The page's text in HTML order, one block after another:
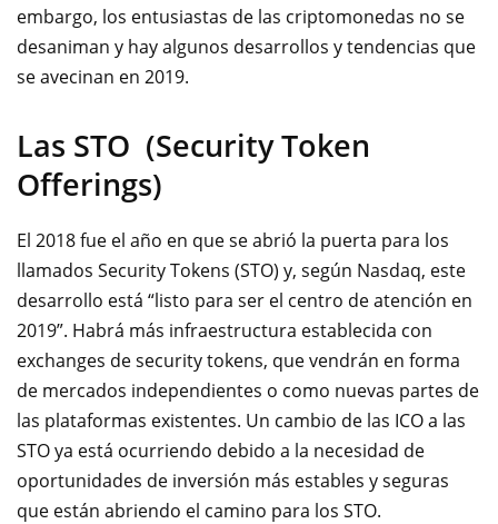
embargo, los entusiastas de las criptomonedas no se
desaniman y hay algunos desarrollos y tendencias que
se avecinan en 2019.
Las STO (Security Token
Offerings)
El 2018 fue el año en que se abrió la puerta para los
llamados Security Tokens (STO) y, según Nasdaq, este
desarrollo está “listo para ser el centro de atención en
2019”. Habrá más infraestructura establecida con
exchanges de security tokens, que vendrán en forma
de mercados independientes o como nuevas partes de
las plataformas existentes. Un cambio de las ICO a las
STO ya está ocurriendo debido a la necesidad de
oportunidades de inversión más estables y seguras
que están abriendo el camino para los STO.